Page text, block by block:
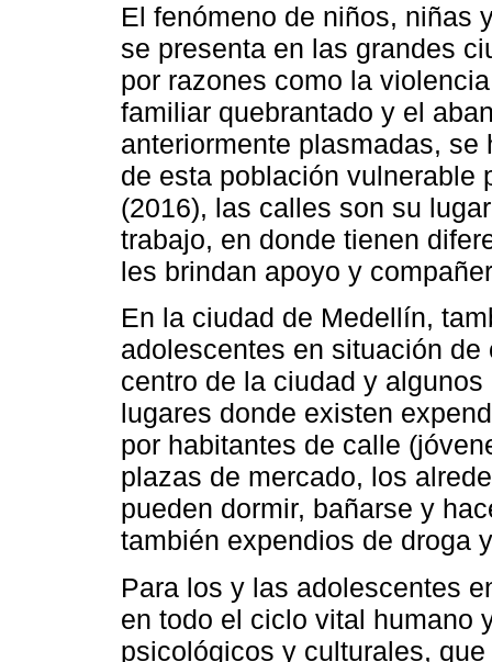
El fenómeno de niños, niñas
se presenta en las grandes
por razones como la
familiar quebrantado y el
anteriormente plasmadas,
de esta población
(2016), las calles son su
trabajo, en donde tienen
les brindan apoyo y
En la ciudad de Medellín,
adolescentes en situación
centro de la ciudad y
lugares donde existen
por habitantes de calle
plazas de mercado, los
pueden dormir, bañarse y
también expendios de droga
Para los y las adolescentes
en todo el ciclo vital humano
psicológicos y culturales,